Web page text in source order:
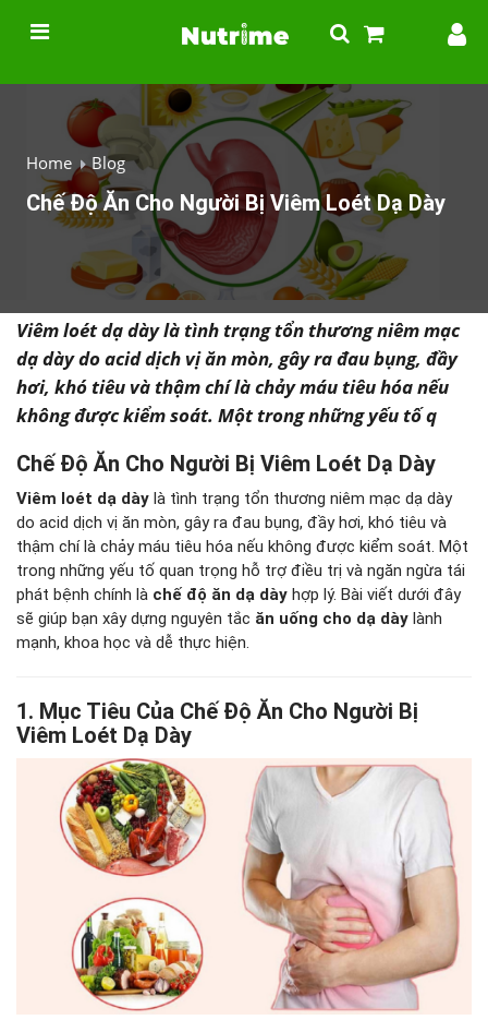
Home Blog
Chế Độ Ăn Cho Người Bị Viêm Loét Dạ Dày
Viêm loét dạ dày là tình trạng tổn thương niêm mạc
dạ dày do acid dịch vị ăn mòn, gây ra đau bụng, đầy
hơi, khó tiêu và thậm chí là chảy máu tiêu hóa nếu
không được kiểm soát. Một trong những yếu tố q
Chế Độ Ăn Cho Người Bị Viêm Loét Dạ Dày
Viêm loét dạ dày là tình trạng tổn thương niêm mạc dạ dày
do acid dịch vị ăn mòn, gây ra đau bụng, đầy hơi, khó tiêu và
thậm chí là chảy máu tiêu hóa nếu không được kiểm soát. Một
trong những yếu tố quan trọng hỗ trợ điều trị và ngăn ngừa tái
phát bệnh chính là chế độ ăn dạ dày hợp lý. Bài viết dưới đây
sẽ giúp bạn xây dựng nguyên tắc ăn uống cho dạ dày lành
mạnh, khoa học và dễ thực hiện.
1. Mục Tiêu Của Chế Độ Ăn Cho Người Bị
Viêm Loét Dạ Dày